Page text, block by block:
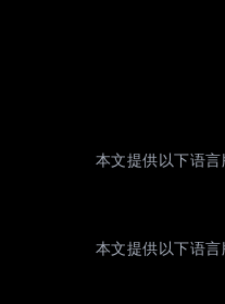
本文提供以下语
本文提供以下语